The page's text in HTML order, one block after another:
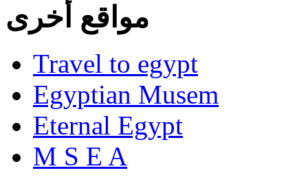
مواقع أخرى
Travel to egypt
Egyptian Musem
Eternal Egypt
M S E A